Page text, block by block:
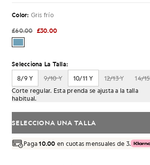
Color: Gris frío
£60.00 £30.00
Selecciona La Talla:
8/9 Y
9/10 Y 10/11 Y 12/13 Y 14/
Corte regular. Esta prenda se ajusta a la talla
habitual.
SELECCIONA UNA TALLA
Paga10.00 en cuotas mensuales de 3.